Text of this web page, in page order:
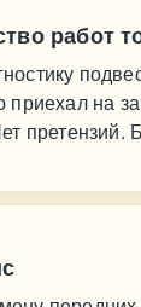
работ
на
претензий.